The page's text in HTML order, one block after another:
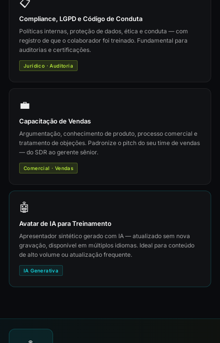
Compliance, LGPD e Código de Conduta
Políticas internas, proteção de dados, ética e conduta — com
registro de que o colaborador foi treinado. Fundamental para
auditorias e certificações.
Jurídico · Auditoria
💼
Capacitação de Vendas
Argumentação, conhecimento de produto, processo comercial e
tratamento de objeções. Padronize o pitch do seu time de vendas
— do SDR ao gerente sênior.
Comercial · Vendas
🤖
Avatar de IA para Treinamento
Apresentador sintético gerado com IA — atualizado sem nova
gravação, disponível em múltiplos idiomas. Ideal para conteúdo
de alto volume ou atualização frequente.
IA Generativa